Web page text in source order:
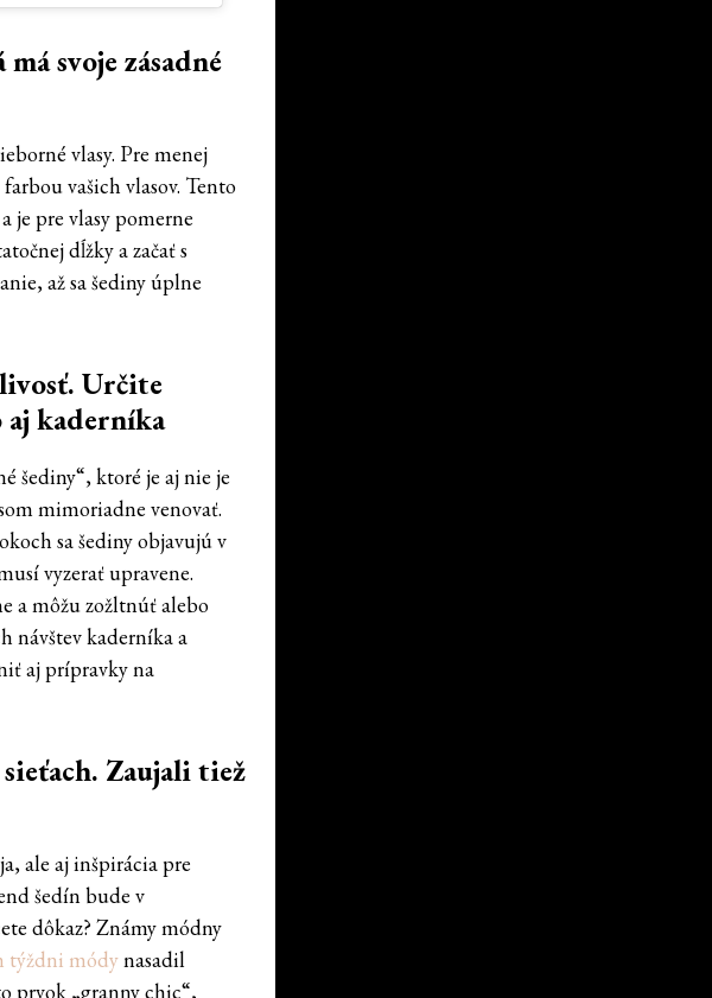
svoje zásadné
vlasy. Pre menej
vašich vlasov. Tento
je pre vlasy pomerne
dĺžky a začať s
až sa šediny úplne
Určite
aj kaderníka
šediny“, ktoré je aj nie je
mimoriadne venovať.
sa šediny objavujú v
vyzerať upravene.
a môžu zožltnúť alebo
návštev kaderníka a
aj prípravky na
Zaujali tiež
ale aj inšpirácia pre
šedín bude v
dôkaz? Známy módny
týždni módy nasadil
prvok „granny chic“,